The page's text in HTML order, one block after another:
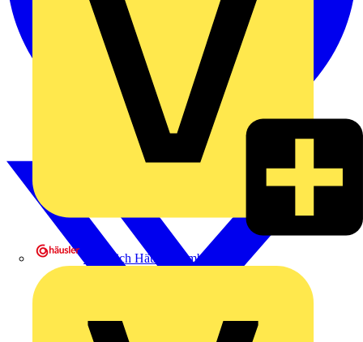
Heinrich Häusler GmbH